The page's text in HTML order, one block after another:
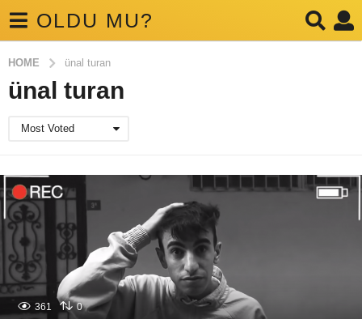
OLDU MU?
HOME ünal turan
ünal turan
Most Voted
361 0